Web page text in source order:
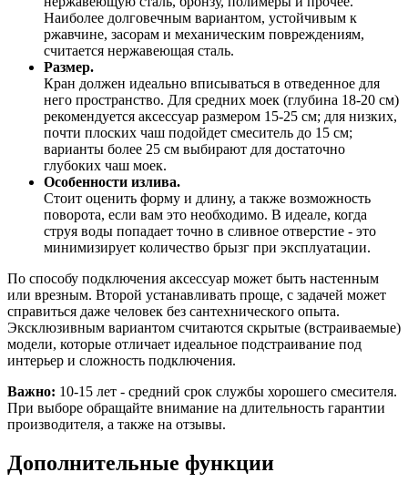
Наиболее долговечным вариантом, устойчивым к
ржавчине, засорам и механическим повреждениям,
считается нержавеющая сталь.
Размер.
Кран должен идеально вписываться в отведенное для
него пространство. Для средних моек (глубина 18-20 см)
рекомендуется аксессуар размером 15-25 см; для низких,
почти плоских чаш подойдет смеситель до 15 см;
варианты более 25 см выбирают для достаточно
глубоких чаш моек.
Особенности излива.
Стоит оценить форму и длину, а также возможность
поворота, если вам это необходимо. В идеале, когда
струя воды попадает точно в сливное отверстие - это
минимизирует количество брызг при эксплуатации.
По способу подключения аксессуар может быть настенным
или врезным. Второй устанавливать проще, с задачей может
справиться даже человек без сантехнического опыта.
Эксклюзивным вариантом считаются скрытые (встраиваемые)
модели, которые отличает идеальное подстраивание под
интерьер и сложность подключения.
Важно: 10-15 лет - средний срок службы хорошего смесителя.
При выборе обращайте внимание на длительность гарантии
производителя, а также на отзывы.
Дополнительные функции